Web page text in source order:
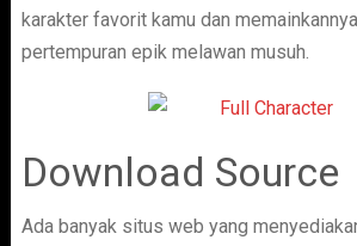
karakter favorit kamu dan
pertempuran epik melawan musuh.
Download Source
Ada banyak situs web yang